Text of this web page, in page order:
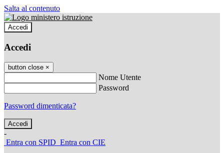
Salta al contenuto
Accedi
Accedi
button close ×
Nome Utente
Password
Password dimenticata?
-
Entra con SPID Entra con CIE